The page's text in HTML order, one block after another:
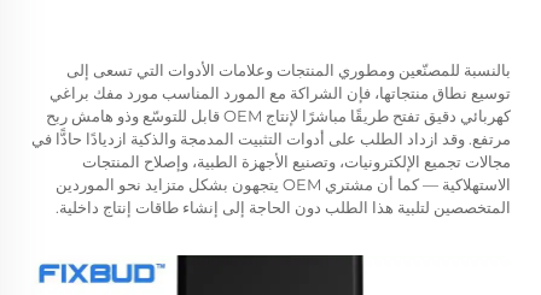
بالنسبة للمصنّعين ومطوري المنتجات وعلامات الأدوات التي تسعى إلى
توسيع نطاق منتجاتها، فإن الشراكة مع المورد المناسب مورد مفك براغي
كهربائي دقيق
تفتح طريقًا مباشرًا لإنتاج OEM قابل للتوسّع وذو هامش ربح
مرتفع. وقد ازداد الطلب على أدوات التثبيت المدمجة والذكية ازديادًا حادًّا في
مجالات تجميع الإلكترونيات، وتصنيع الأجهزة الطبية، وإصلاح المنتجات
الاستهلاكية — كما أن مشتري OEM يتجهون بشكل متزايد نحو الموردين
المتخصصين لتلبية هذا الطلب دون الحاجة إلى إنشاء طاقات إنتاج داخلية.